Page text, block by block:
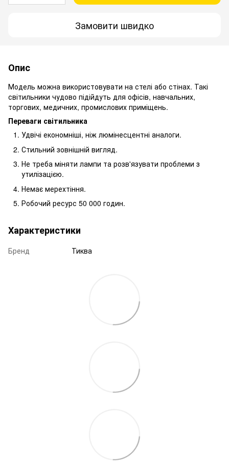
Замовити швидко
Опис
Модель можна використовувати на стелі або стінах. Такі
світильники чудово підійдуть для офісів, навчальних,
торгових, медичних, промислових приміщень.
Переваги світильника
Удвічі економніші, ніж люмінесцентні аналоги.
Стильний зовнішній вигляд.
Не треба міняти лампи та розв'язувати проблеми з
утилізацією.
Немає мерехтіння.
Робочий ресурс 50 000 годин.
Характеристики
Бренд Тиква